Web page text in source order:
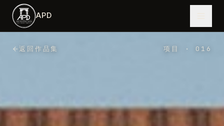
跳到主内容
APD
返回作品集 项目 · 016